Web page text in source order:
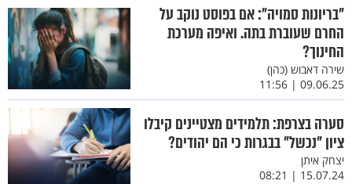
"בריונות סמויה": אם בפוסט נוקב על
החרם שעוברת בתה. ואיפה מערכת
החינוך?
שירה דאבוש (כהן)
09.06.25 | 11:56
סערה בצרפת: תלמידים מצטיינים קיבלו
ציון "נכשל" בבגרות כי הם יהודים?
יצחק איתן
15.07.24 | 08:21